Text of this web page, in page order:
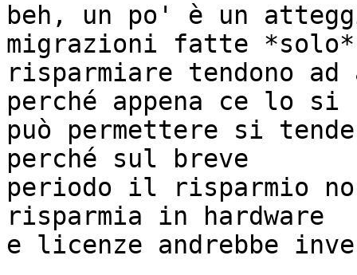
beh, un po' è un
migrazioni fatte
risparmiare tendono
perché appena ce lo si
può permettere si
perché sul breve
periodo il risparmio
risparmia in hardware
e licenze andrebbe